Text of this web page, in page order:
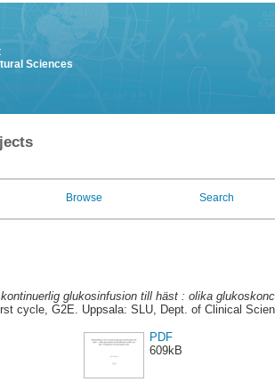
Sciences
Browse Search
glukosinfusion till häst : olika
cycle, G2E. Uppsala: SLU, Dept. of Clinical
PDF
609kB